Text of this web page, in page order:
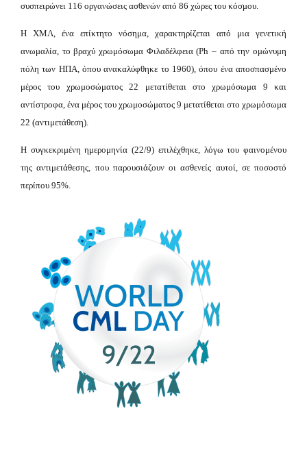
συσπειρώνει 116 οργανώσεις ασθενών από 86 χώρες του κόσμου.
Η ΧΜΛ, ένα επίκτητο νόσημα, χαρακτηρίζεται από μια γενετική
ανωμαλία, το βραχύ χρωμόσωμα Φιλαδέλφεια (Ph – από την ομώνυμη
πόλη των ΗΠΑ, όπου ανακαλύφθηκε το 1960), όπου ένα αποσπασμένο
μέρος του χρωμοσώματος 22 μετατίθεται στο χρωμόσωμα 9 και
αντίστροφα, ένα μέρος του χρωμοσώματος 9 μετατίθεται στο χρωμόσωμα
22 (αντιμετάθεση).
Η συγκεκριμένη ημερομηνία (22/9) επιλέχθηκε, λόγω του φαινομένου
της αντιμετάθεσης, που παρουσιάζουν οι ασθενείς αυτοί, σε ποσοστό
περίπου 95%.